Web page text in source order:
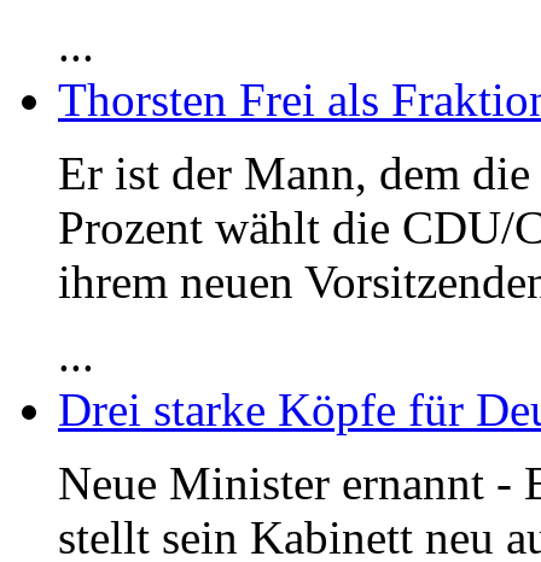
...
Thorsten Frei als
Er ist der Mann, dem
Prozent wählt die CDU/
ihrem neuen
...
Drei starke Köpfe für
Neue Minister ernannt -
stellt sein Kabinett neu